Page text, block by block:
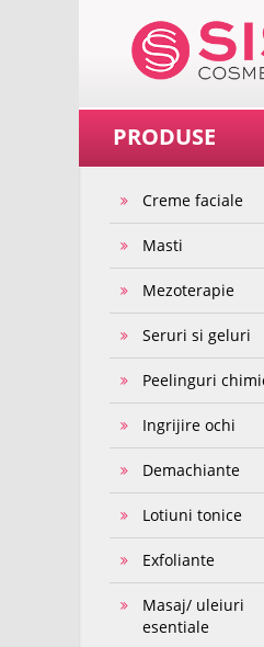
PRODUSE
Creme faciale
Masti
Mezoterapie
Seruri si geluri
Peelinguri
Ingrijire ochi
Demachiante
Lotiuni tonice
Exfoliante
Masaj/ uleiuri
esentiale